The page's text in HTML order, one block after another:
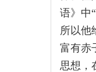
语》中
所以他
富有赤
思想，